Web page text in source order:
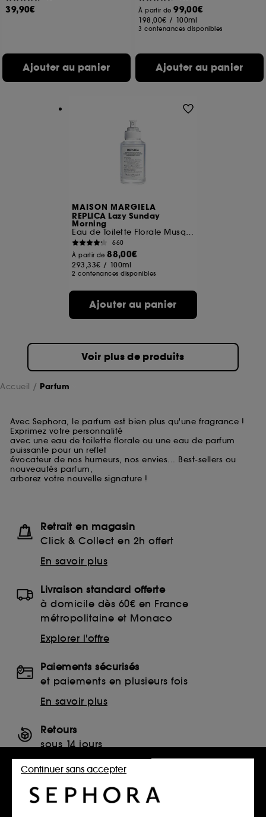
39,90€
Ajouter au panier
À partir de99,00€
198,00€ / 100ml
3 contenances disponibles
Ajouter au panier
MAISON MARGIELA
REPLICA Lazy Sunday
Morning
Eau de Toilette Florale Musquée
660
À partir de88,00€
293,33€ / 100ml
2 contenances disponibles
Ajouter au panier
Voir plus de produits
Accueil Parfum
Avec Sephora, le parfum est bien plus qu'une fragrance !
Exprimez votre personnalité
avec une eau de toilette florale ou une eau de parfum
puissante pour un reflet
évocateur de nos humeurs, nos envies... Best-sellers ou
nouveautés parfum,
arborez votre nouvelle signature !
Retrait en magasin
Click & Collect en 2h offert
En savoir plus
Livraison standard offerte
à domicile dès 60€ en France
métropolitaine et Monaco
Explorer l'offre
Paiements sécurisés
et paiements en plusieurs fois
En savoir plus
Retours
sous 14 jours
Retourner mon article
SERVICES, CONTACT ET CONDITIONS DES OFFRES
Continuer sans accepter